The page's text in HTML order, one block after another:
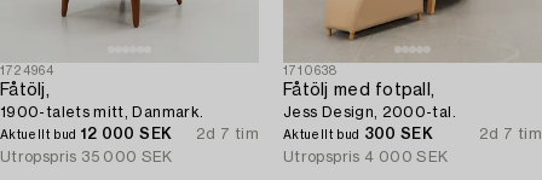
1724964
Fåtölj,
1900-talets mitt, Danmark.
Aktuellt bud 12 000 SEK
2d 7 tim
Utropspris 35 000 SEK
1710638
Fåtölj med fotpall,
Jess Design, 2000-tal.
Aktuellt bud 300 SEK
2d 7 tim
Utropspris 4 000 SEK